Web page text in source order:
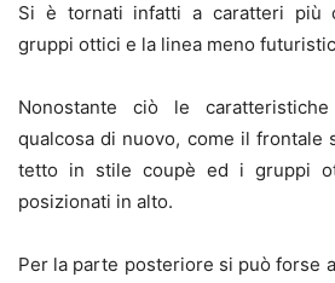
Si è tornati infatti a caratteri più
gruppi ottici e la linea meno
Nonostante ciò le
qualcosa di nuovo, come il frontale
tetto in stile coupè ed i gruppi
posizionati in alto.
Per la parte posteriore si può forse